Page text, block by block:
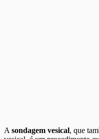
A sondagem vesical, que